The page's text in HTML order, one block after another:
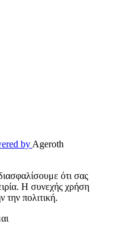
by Ageroth
ότι σας
Η συνεχής χρήση
την πολιτική.